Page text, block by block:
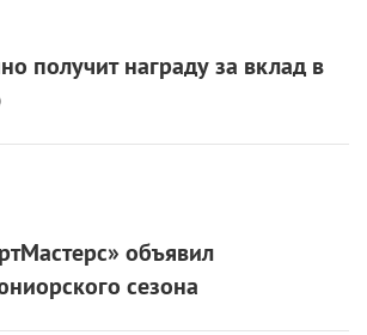
получит награду за вклад в
объявил
сезона